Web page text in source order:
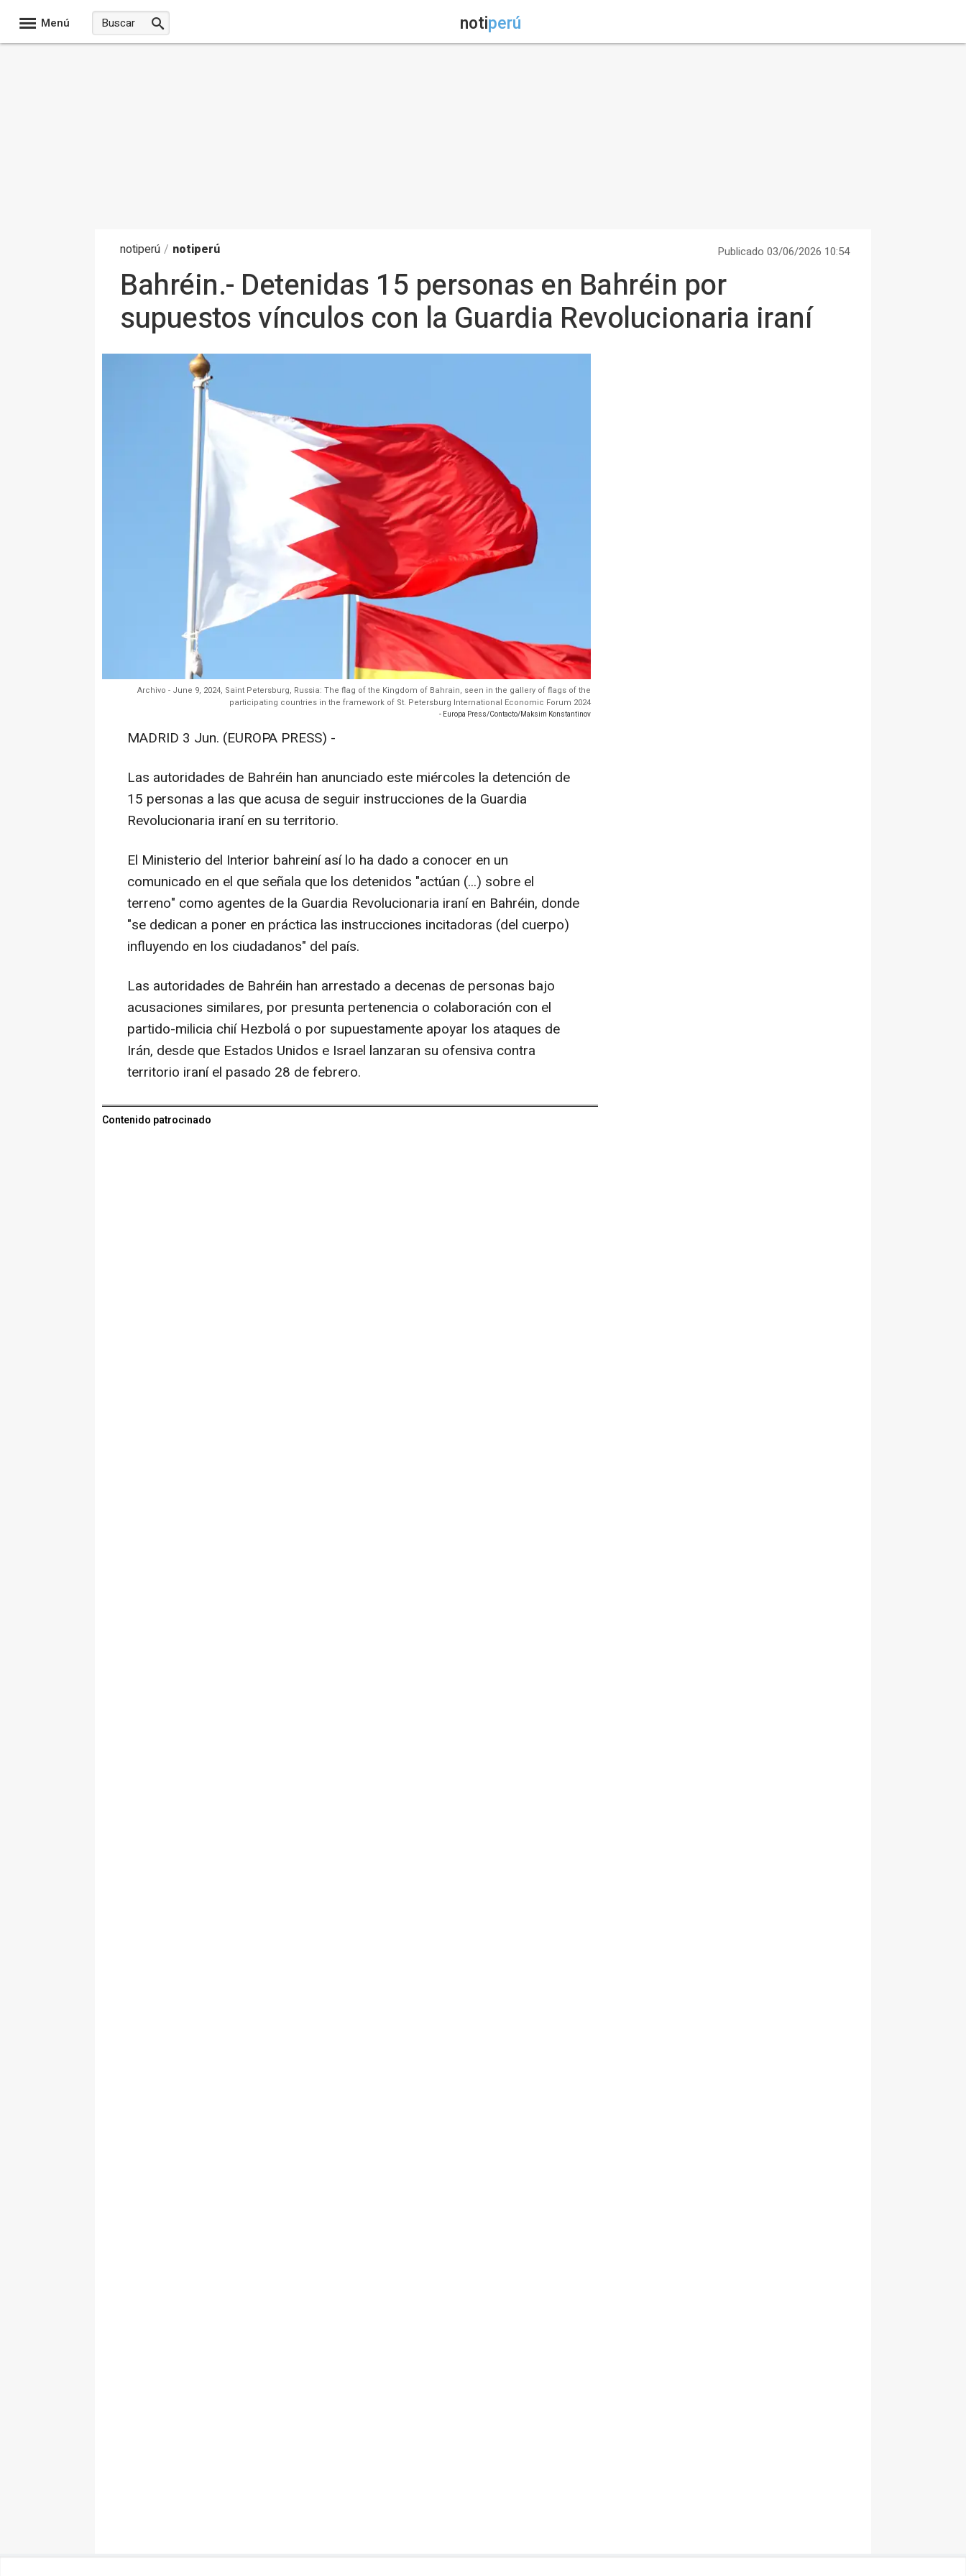
Menú notiperú
notiperú / notiperú Publicado 03/06/2026 10:54
Bahréin.- Detenidas 15 personas en Bahréin por
supuestos vínculos con la Guardia Revolucionaria iraní
Archivo - June 9, 2024, Saint Petersburg, Russia: The flag of the Kingdom of Bahrain, seen in the gallery of flags of the
participating countries in the framework of St. Petersburg International Economic Forum 2024
- Europa Press/Contacto/Maksim Konstantinov
MADRID 3 Jun. (EUROPA PRESS) -
Las autoridades de Bahréin han anunciado este miércoles la detención de
15 personas a las que acusa de seguir instrucciones de la Guardia
Revolucionaria iraní en su territorio.
El Ministerio del Interior bahreiní así lo ha dado a conocer en un
comunicado en el que señala que los detenidos "actúan (...) sobre el
terreno" como agentes de la Guardia Revolucionaria iraní en Bahréin, donde
"se dedican a poner en práctica las instrucciones incitadoras (del cuerpo)
influyendo en los ciudadanos" del país.
Las autoridades de Bahréin han arrestado a decenas de personas bajo
acusaciones similares, por presunta pertenencia o colaboración con el
partido-milicia chií Hezbolá o por supuestamente apoyar los ataques de
Irán, desde que Estados Unidos e Israel lanzaran su ofensiva contra
territorio iraní el pasado 28 de febrero.
Contenido patrocinado